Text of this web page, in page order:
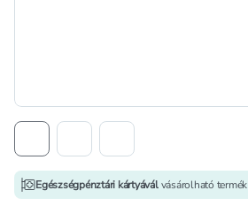
Egészségpénztári kártyáválvásárolható termék